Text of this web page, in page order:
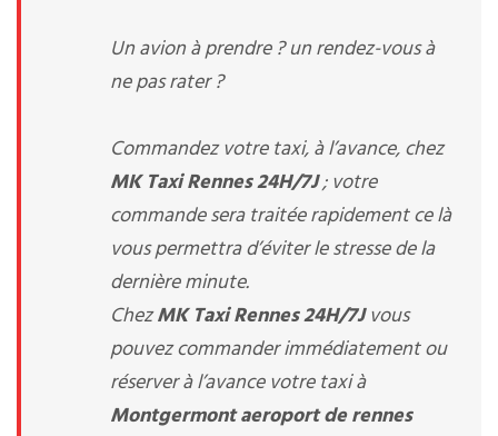
Un avion à prendre ? un rendez-vous à
ne pas rater ?
Commandez votre taxi, à l’avance, chez
MK Taxi Rennes 24H/7J; votre
commande sera traitée rapidement ce là
vous permettra d’éviter le stresse de la
dernière minute.
ChezMK Taxi Rennes 24H/7Jvous
pouvez commander immédiatement ou
réserver à l’avance votre taxi à
Montgermont aeroport de rennes